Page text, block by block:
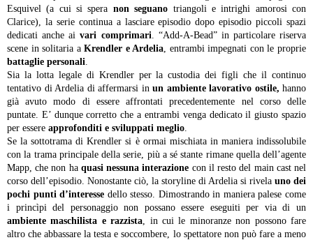
Esquivel (a cui si spera non seguano triangoli e intrighi amorosi con
Clarice), la serie continua a lasciare episodio dopo episodio piccoli spazi
dedicati anche aivari comprimari . “Add-A-Bead” in particolare riserva
scene in solitaria aKrendler e Ardelia , entrambi impegnati con le proprie
battaglie personali
Sia la lotta legale di Krendler per la custodia dei figli che il continuo
tentativo di Ardelia di affermarsi in un ambiente lavorativo ostile, hanno
già avuto modo di essere affrontati precedentemente nel corso delle
puntate. E’ dunque corretto che a entrambi venga dedicato il giusto spazio
per essere approfonditi e sviluppati meglio
Se la sottotrama di Krendler si è ormai mischiata in maniera indissolubile
con la trama principale della serie, più a sé stante rimane quella dell’agente
Mapp, che non ha quasi nessuna interazione con il resto del main cast nel
corso dell’episodio. Nonostante ciò, la storyline di Ardelia si rivela uno dei
pochi punti d’interesse dello stesso. Dimostrando in maniera palese come
i princìpi del personaggio non possano essere eseguiti per via di un
ambiente maschilista e razzista , in cui le minoranze non possono fare
altro che abbassare la testa e soccombere, lo spettatore non può fare a meno